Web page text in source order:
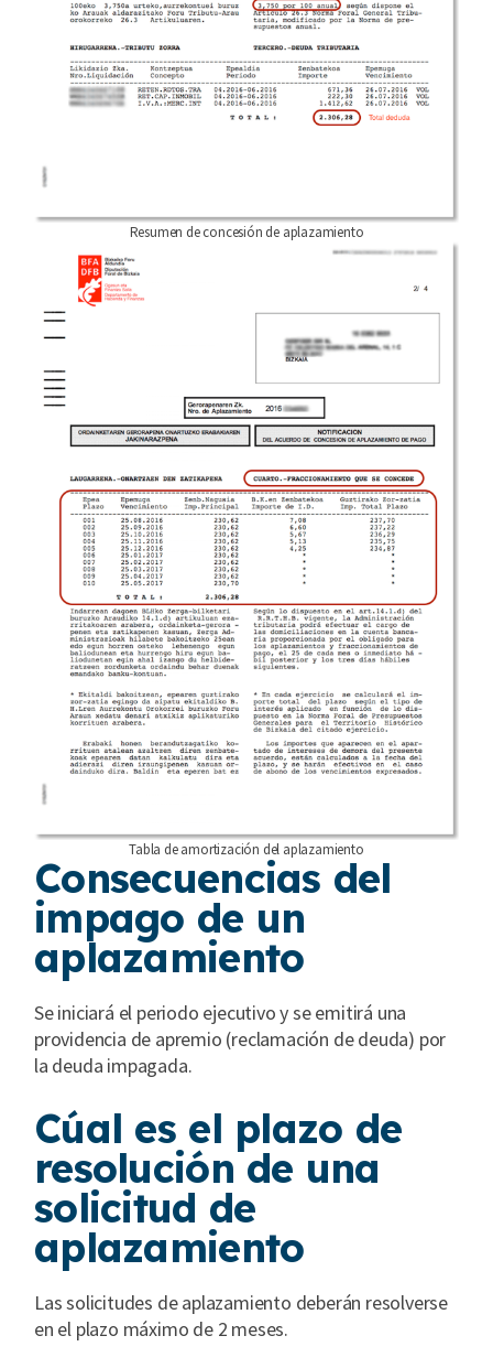
Resumen de concesión de aplazamiento
Tabla de amortización del aplazamiento
Consecuencias del
impago de un
aplazamiento
Se iniciará el periodo ejecutivo y se emitirá una
providencia de apremio (reclamación de deuda) por
la deuda impagada.
Cúal es el plazo de
resolución de una
solicitud de
aplazamiento
Las solicitudes de aplazamiento deberán resolverse
en el plazo máximo de 2 meses.